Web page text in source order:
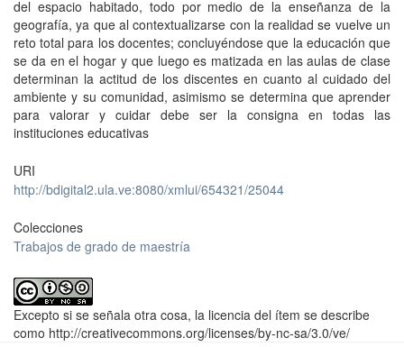
del espacio habitado, todo por medio de la enseñanza de la
geografía, ya que al contextualizarse con la realidad se vuelve un
reto total para los docentes; concluyéndose que la educación que
se da en el hogar y que luego es matizada en las aulas de clase
determinan la actitud de los discentes en cuanto al cuidado del
ambiente y su comunidad, asimismo se determina que aprender
para valorar y cuidar debe ser la consigna en todas las
instituciones educativas
URI
http://bdigital2.ula.ve:8080/xmlui/654321/25044
Colecciones
Trabajos de grado de maestría
Excepto si se señala otra cosa, la licencia del ítem se describe
como http://creativecommons.org/licenses/by-nc-sa/3.0/ve/